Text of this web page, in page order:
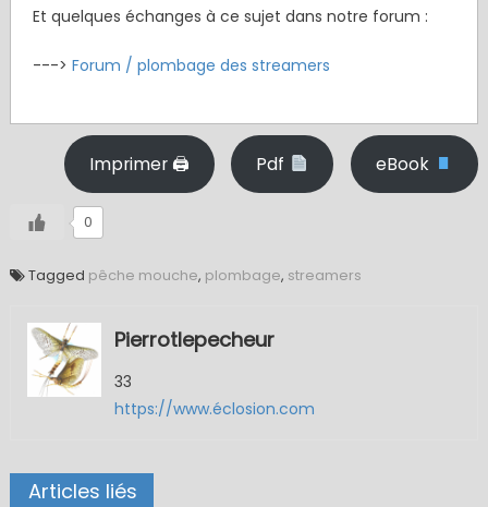
Et quelques échanges à ce sujet dans notre forum :
---> Forum / plombage des streamers
Imprimer 🖨 Pdf eBook
0
Tagged pêche mouche, plombage, streamers
Pierrotlepecheur
33
https://www.éclosion.com
Articles liés